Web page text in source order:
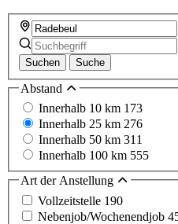
Suchen Suche
Abstand
Innerhalb 10 km 173
Innerhalb 25 km 276
Innerhalb 50 km 311
Innerhalb 100 km 555
Art der Anstellung
Vollzeitstelle 190
Nebenjob/Wochenendjob